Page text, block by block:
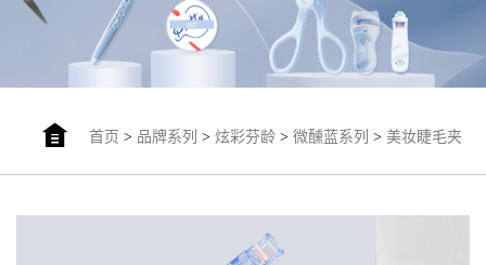
首页 > 品牌系列 > 炫彩芬龄> 微醺蓝系列 > 美妆睫毛夹